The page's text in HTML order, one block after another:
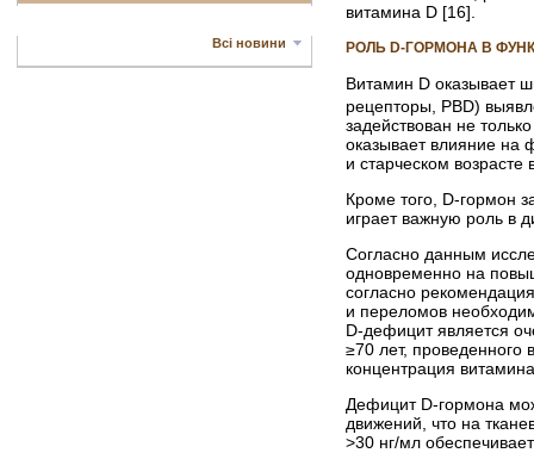
Всі новини
витамина D [16].
РОЛЬ D-ГОРМОНА В
Витамин D оказывает
рецепторы, РВD)
задействован не
оказывает влияние на
и старческом
Кроме того, D-гормон
играет важную роль в
Согласно данным
одновременно на
согласно
и переломов
D-дефицит является
≥70 лет, проведенного
концентрация
Дефицит D-гормона
движений, что на
>30 нг/мл